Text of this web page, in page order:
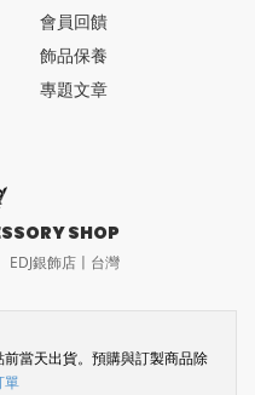
會員回饋
飾品保養
專題文章
SHOP
EDJ銀飾店〡台灣
當天出貨。預購與訂製商品除
單